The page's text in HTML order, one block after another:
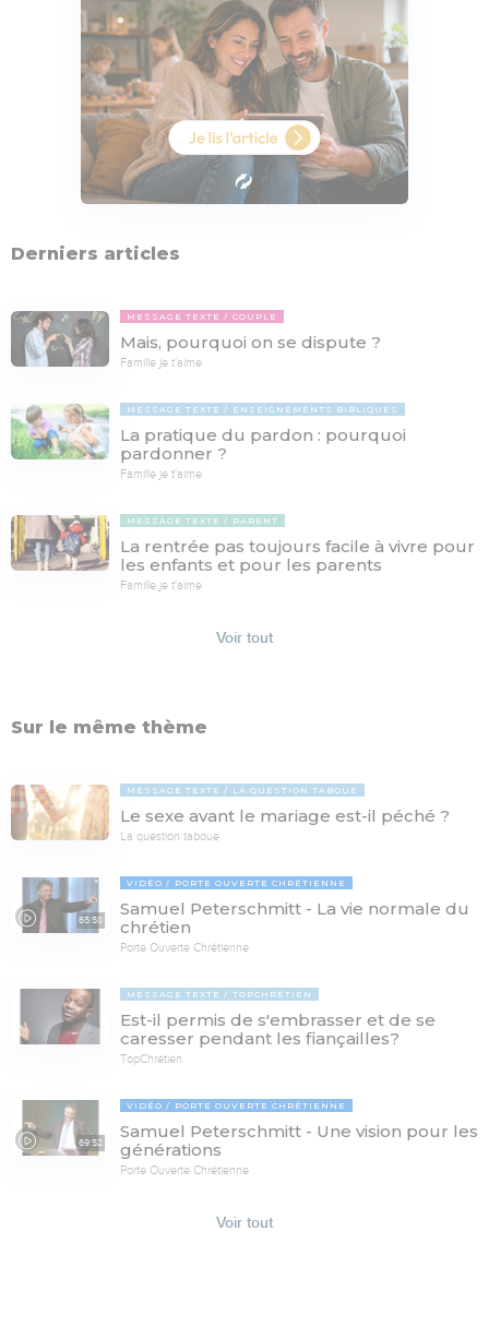
Derniers articles
MESSAGE TEXTE COUPLE
Mais, pourquoi on se dispute ?
Famille je t'aime
MESSAGE TEXTE ENSEIGNEMENTS BIBLIQUES
La pratique du pardon : pourquoi
pardonner ?
Famille je t'aime
MESSAGE TEXTE PARENT
La rentrée pas toujours facile à vivre pour
les enfants et pour les parents
Famille je t'aime
Voir tout
Sur le même thème
MESSAGE TEXTE LA QUESTION TABOUE
Le sexe avant le mariage est-il péché ?
La question taboue
65:58
VIDÉO PORTE OUVERTE CHRÉTIENNE
Samuel Peterschmitt - La vie normale du
chrétien
Porte Ouverte Chrétienne
MESSAGE TEXTE TOPCHRÉTIEN
Est-il permis de s'embrasser et de se
caresser pendant les fiançailles?
TopChrétien
69:52
VIDÉO PORTE OUVERTE CHRÉTIENNE
Samuel Peterschmitt - Une vision pour les
générations
Porte Ouverte Chrétienne
Voir tout